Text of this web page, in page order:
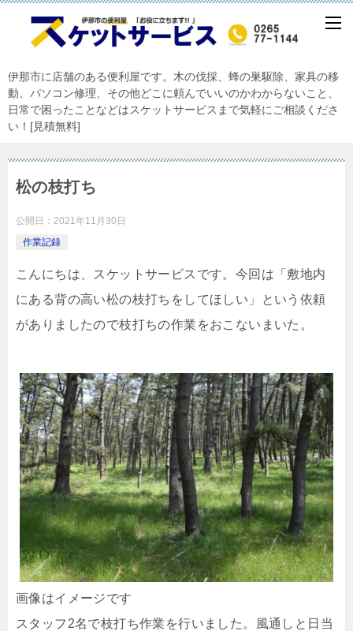
伊那市に店舗のある便利屋です。木の伐採、蜂の巣駆除、家具の移
動、パソコン修理、その他どこに頼んでいいのかわからないこと、
日常で困ったことなどはスケットサービスまで気軽にご相談くださ
い！[見積無料]
松の枝打ち
公開日： 2021年11月30日
作業記録
こんにちは、スケットサービスです。今回は「敷地内
にある背の高い松の枝打ちをしてほしい」という依頼
がありましたので枝打ちの作業をおこないまいた。
画像はイメージです
スタッフ2名で枝打ち作業を行いました。風通しと日当